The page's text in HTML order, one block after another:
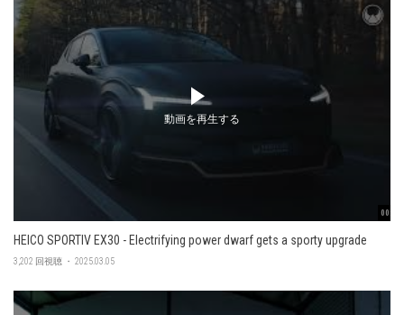
00:48
動画を再生する
HEICO SPORTIV EX30 - Electrifying power dwarf gets a sporty upgrade
3,202 回視聴 ・ 2025.03.05